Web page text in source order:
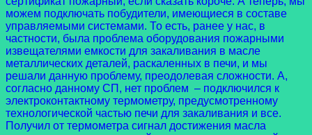
можем подключать побудители, имеющиеся в составе
управляемыми системами. То есть, ранее у нас, в
частности, была проблема оборудования пожарными
извещателями емкости для закаливания в масле
металлических деталей, раскаленных в печи, и мы
решали данную проблему, преодолевая сложности. А,
согласно данному СП, нет проблем – подключился к
электроконтактному термометру, предусмотренному
технологической частью печи для закаливания и все.
Получил от термометра сигнал достижения масла